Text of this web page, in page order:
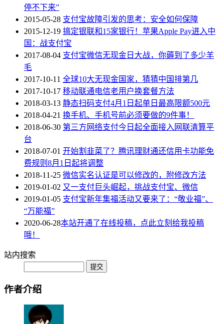
停不下来”
2015-05-28 支付宝故障引发的思考：安全如何保障
2015-12-19 搞定银联和15家银行！苹果Apple Pay进入中
国：战支付宝
2017-08-04 支付宝微信无现金日大战，你薅到了多少羊
毛
2017-10-11 全球10大无现金国家，猜猜中国排第几
2017-10-17 移动联通电信老用户换套餐方法
2018-03-13 静态扫码支付4月1日起单日最高限额500元
2018-04-21 换手机、手机号前必须要做的9件事！
2018-06-30 第三方网络支付今日起全面接入网联清算平
台
2018-07-01 开始割韭菜了？腾讯理财通还信用卡功能免
费规则8月1日起将调整
2018-11-25 微信实名认证是可以修改的，附修改方法
2019-01-02 又一支付巨头崛起，挑战支付宝、微信
2019-01-05 支付宝新年集福活动又要来了：“敬业福”、
“万能福”
2020-06-28本站开通了在线投稿，点此立刻给我投稿
哦！
站内搜索
作者介绍